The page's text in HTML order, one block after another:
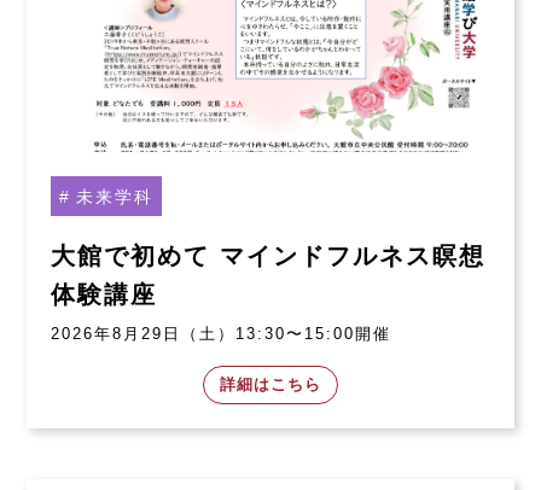
未来学科
大館で初めて マインドフルネス瞑想
体験講座
2026年8月29日（土）13:30〜15:00開催
詳細はこちら